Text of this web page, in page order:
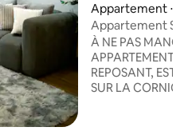
Appartement ⋅
Appartement
balcon et vue
À NE PAS
APPARTEMENT
REPOSANT, EST
SUR LA